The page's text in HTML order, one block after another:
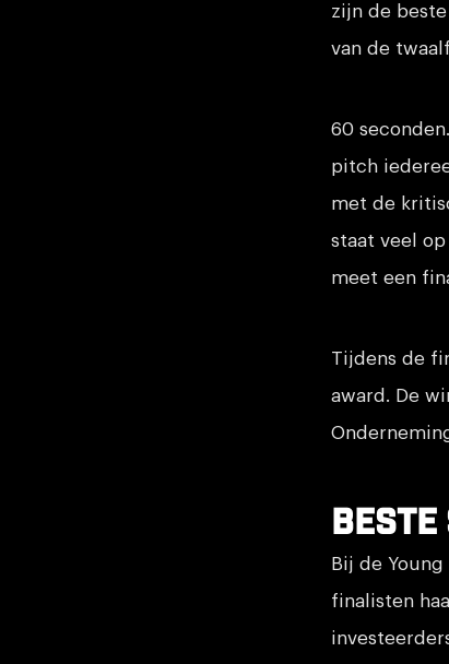
zijn de
van de twaalf
60
pitch
met de
staat veel
meet een
Tijdens de
award. De
Bij de
finalisten